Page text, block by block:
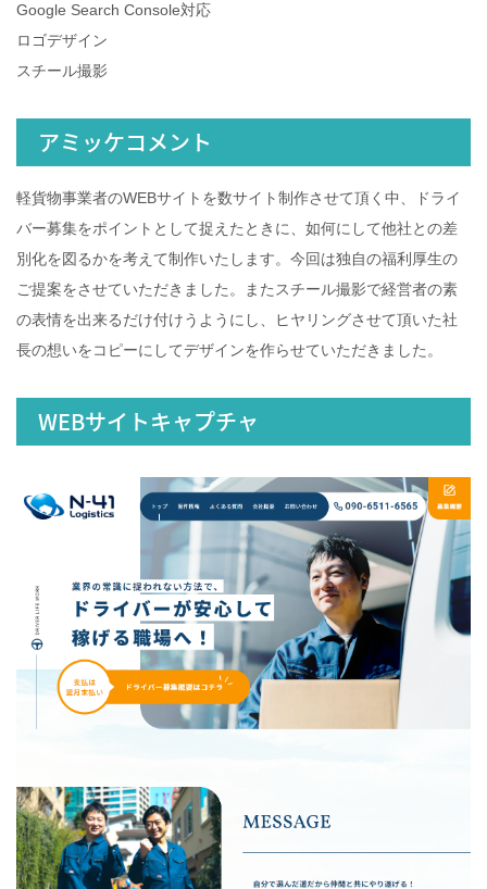
Google Search Console対応
ロゴデザイン
スチール撮影
アミッケコメント
軽貨物事業者のWEBサイトを数サイト制作させて頂く中、ドライ
バー募集をポイントとして捉えたときに、如何にして他社との差
別化を図るかを考えて制作いたします。今回は独自の福利厚生の
ご提案をさせていただきました。またスチール撮影で経営者の素
の表情を出来るだけ付けうようにし、ヒヤリングさせて頂いた社
長の想いをコピーにしてデザインを作らせていただきました。
WEBサイトキャプチャ